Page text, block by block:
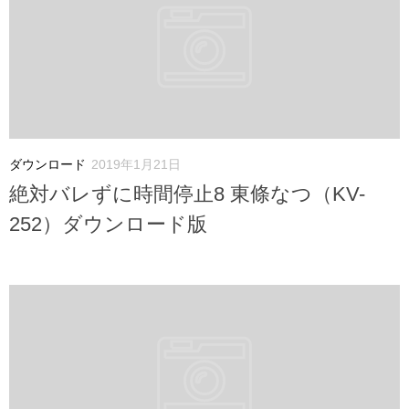
ダウンロード 2019年1月21日
絶対バレずに時間停止8 東條なつ（KV-
252）ダウンロード版